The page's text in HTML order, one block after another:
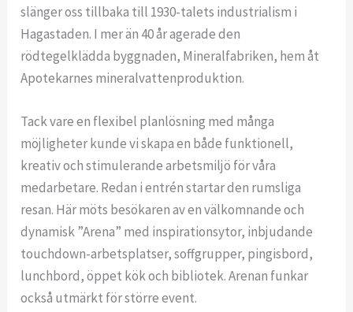
slänger oss tillbaka till 1930-talets industrialism i
Hagastaden. I mer än 40 år agerade den
rödtegelklädda byggnaden, Mineralfabriken, hem åt
Apotekarnes mineralvattenproduktion.
Tack vare en flexibel planlösning med många
möjligheter kunde vi skapa en både funktionell,
kreativ och stimulerande arbetsmiljö för våra
medarbetare. Redan i entrén startar den rumsliga
resan. Här möts besökaren av en välkomnande och
dynamisk ”Arena” med inspirationsytor, inbjudande
touchdown-arbetsplatser, soffgrupper, pingisbord,
lunchbord, öppet kök och bibliotek. Arenan funkar
också utmärkt för större event.